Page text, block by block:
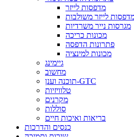
מדפסות לייזר
מגרסות נייר משרדיות
מכונות כריכה
פתרונות הדפסה
מכונות למינציה
גיימינג
מחשוב
תוכנה וענן-GTC
טלוויזיות
מקרנים
סוללות
בריאות ואיכות חיים
כנסים והדרכות